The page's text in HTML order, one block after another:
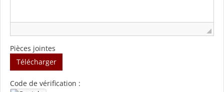
Pièces jointes
Télécharger
Code de vérification :